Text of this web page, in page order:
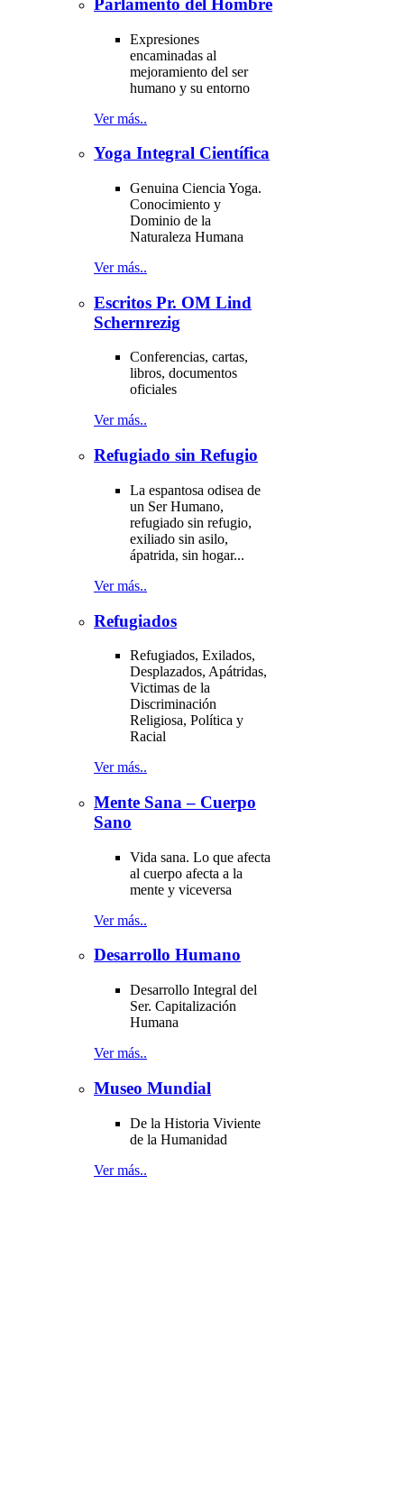
Parlamento del Hombre
Expresiones
encaminadas al
mejoramiento del ser
humano y su entorno
Ver más..
Yoga Integral Científica
Genuina Ciencia Yoga.
Conocimiento y
Dominio de la
Naturaleza Humana
Ver más..
Escritos Pr. OM Lind
Schernrezig
Conferencias, cartas,
libros, documentos
oficiales
Ver más..
Refugiado sin Refugio
La espantosa odisea de
un Ser Humano,
refugiado sin refugio,
exiliado sin asilo,
ápatrida, sin hogar...
Ver más..
Refugiados
Refugiados, Exilados,
Desplazados, Apátridas,
Victimas de la
Discriminación
Religiosa, Política y
Racial
Ver más..
Mente Sana – Cuerpo
Sano
Vida sana. Lo que afecta
al cuerpo afecta a la
mente y viceversa
Ver más..
Desarrollo Humano
Desarrollo Integral del
Ser. Capitalización
Humana
Ver más..
Museo Mundial
De la Historia Viviente
de la Humanidad
Ver más..